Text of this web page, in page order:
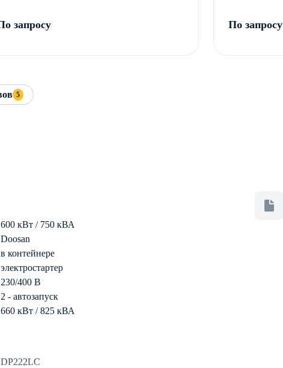
запросу По запросу
5
600 кВт / 750 кВА
Doosan
в контейнере
электростартер
230/400 В
2 - автозапуск
660 кВт / 825 кВА
DP222LC